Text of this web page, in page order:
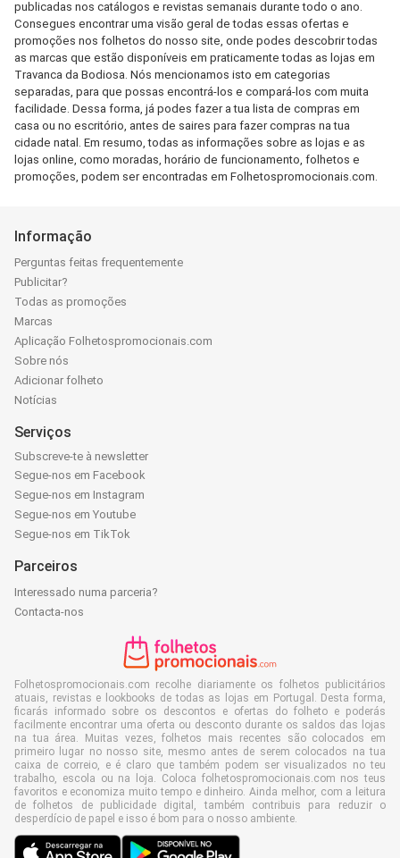
publicadas nos catálogos e revistas semanais durante todo o ano.
Consegues encontrar uma visão geral de todas essas ofertas e
promoções nos folhetos do nosso site, onde podes descobrir todas
as marcas que estão disponíveis em praticamente todas as lojas em
Travanca da Bodiosa. Nós mencionamos isto em categorias
separadas, para que possas encontrá-los e compará-los com muita
facilidade. Dessa forma, já podes fazer a tua lista de compras em
casa ou no escritório, antes de saires para fazer compras na tua
cidade natal. Em resumo, todas as informações sobre as lojas e as
lojas online, como moradas, horário de funcionamento, folhetos e
promoções, podem ser encontradas em Folhetospromocionais.com.
Informação
Perguntas feitas frequentemente
Publicitar?
Todas as promoções
Marcas
Aplicação Folhetospromocionais.com
Sobre nós
Adicionar folheto
Notícias
Serviços
Subscreve-te à newsletter
Segue-nos em Facebook
Segue-nos em Instagram
Segue-nos em Youtube
Segue-nos em TikTok
Parceiros
Interessado numa parceria?
Contacta-nos
Folhetospromocionais.com recolhe diariamente os folhetos publicitários
atuais, revistas e lookbooks de todas as lojas em Portugal. Desta forma,
ficarás informado sobre os descontos e ofertas do folheto e poderás
facilmente encontrar uma oferta ou desconto durante os saldos das lojas
na tua área. Muitas vezes, folhetos mais recentes são colocados em
primeiro lugar no nosso site, mesmo antes de serem colocados na tua
caixa de correio, e é claro que também podem ser visualizados no teu
trabalho, escola ou na loja. Coloca folhetospromocionais.com nos teus
favoritos e economiza muito tempo e dinheiro. Ainda melhor, com a leitura
de folhetos de publicidade digital, também contribuis para reduzir o
desperdício de papel e isso é bom para o nosso ambiente.